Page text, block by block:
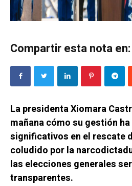
Compartir esta nota en:
La presidenta Xiomara
mañana cómo su gestión
significativos en el rescate
coludido por la
las elecciones generales
transparentes.